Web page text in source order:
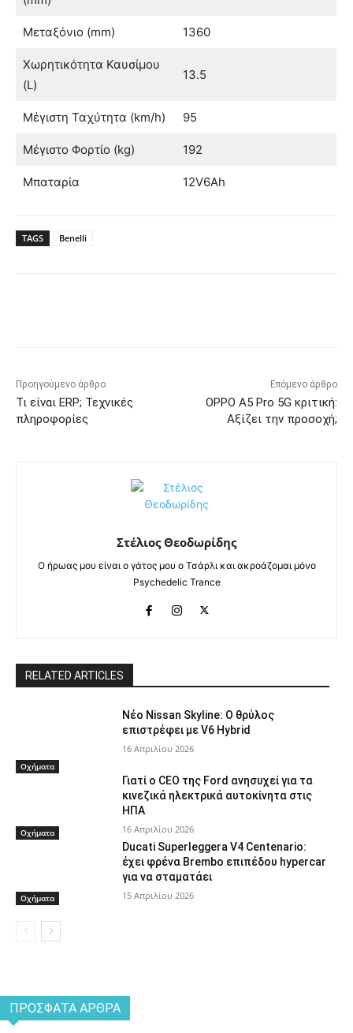
Μεταξόνιο (mm) 1360
Χωρητικότητα Καυσίμου
(L)
13.5
Μέγιστη Ταχύτητα (km/h) 95
Μέγιστο Φορτίο (kg) 192
Μπαταρία 12V6Ah
TAGS Benelli
Προηγούμενο άρθρο
Τι είναι ERP; Τεχνικές
πληροφορίες
Επόμενο άρθρο
OPPO A5 Pro 5G κριτική:
Αξίζει την προσοχή;
Στέλιος Θεοδωρίδης
Ο ήρωας μου είναι ο γάτος μου ο Τσάρλι και ακροάζομαι μόνο
Psychedelic Trance
RELATED ARTICLES
Οχήματα
Νέο Nissan Skyline: Ο θρύλος
επιστρέφει με V6 Hybrid
16 Απριλίου 2026
Οχήματα
Γιατί ο CEO της Ford ανησυχεί για τα
κινεζικά ηλεκτρικά αυτοκίνητα στις
ΗΠΑ
16 Απριλίου 2026
Οχήματα
Ducati Superleggera V4 Centenario:
έχει φρένα Brembo επιπέδου hypercar
για να σταματάει
15 Απριλίου 2026
ΠΡΌΣΦΑΤΑ ΆΡΘΡΑ